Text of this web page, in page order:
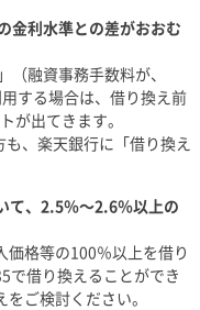
金利水準との差がおおむ
融資事務手数料が、
する場合は、借り換え前
が出てきます。
、楽天銀行に「借り換え
て、2.5％～2.6％以上の
格等の100％以上を借り
で借り換えることができ
ご検討ください。